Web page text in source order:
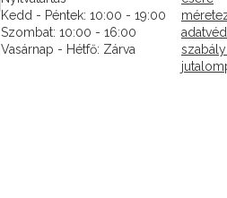
Kedd - Péntek: 10:00 - 19:00
Szombat: 10:00 - 16:00
Vasárnap - Hétfő: Zárva